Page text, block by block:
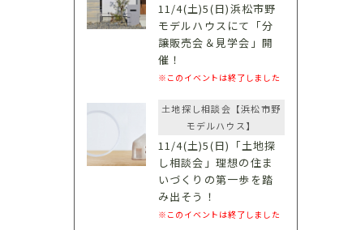
11/4(土)5(日)浜松市野
モデルハウスにて「分
譲販売会＆見学会」開
催！
※このイベントは終了しました
土地探し相談会【浜松市野
モデルハウス】
11/4(土)5(日)「土地探
し相談会」理想の住ま
いづくりの第一歩を踏
み出そう！
※このイベントは終了しました